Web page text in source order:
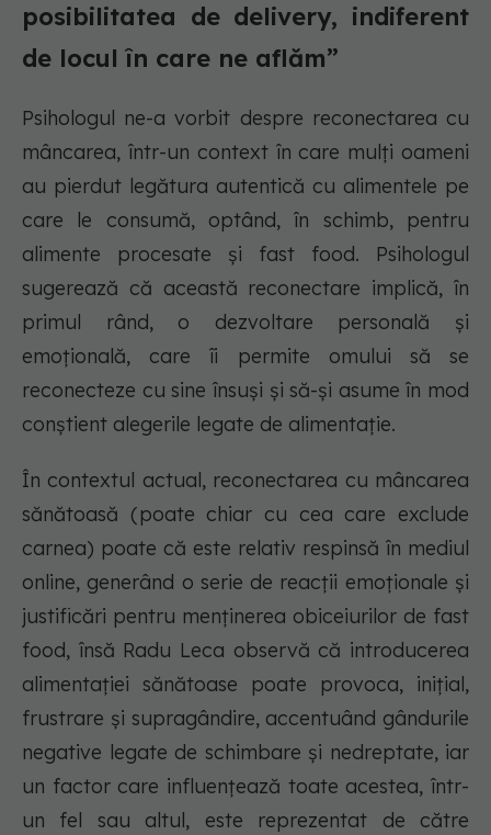
posibilitatea de delivery, indiferent
de locul în care ne aflăm”
Psihologul ne-a vorbit despre reconectarea cu
mâncarea, într-un context în care mulți oameni
au pierdut legătura autentică cu alimentele pe
care le consumă, optând, în schimb, pentru
alimente procesate și fast food. Psihologul
sugerează că această reconectare implică, în
primul rând, o dezvoltare personală și
emoțională, care îi permite omului să se
reconecteze cu sine însuși și să-și asume în mod
conștient alegerile legate de alimentație.
În contextul actual, reconectarea cu mâncarea
sănătoasă (poate chiar cu cea care exclude
carnea) poate că este relativ respinsă în mediul
online, generând o serie de reacții emoționale și
justificări pentru menținerea obiceiurilor de fast
food, însă Radu Leca observă că introducerea
alimentației sănătoase poate provoca, inițial,
frustrare și supragândire, accentuând gândurile
negative legate de schimbare și nedreptate, iar
un factor care influențează toate acestea, într-
un fel sau altul, este reprezentat de către